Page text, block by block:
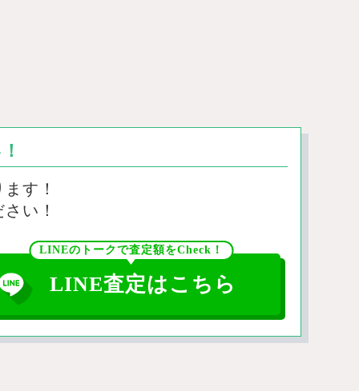
す！
い！
LINEのトークで査定額をCheck！
LINE査定はこちら